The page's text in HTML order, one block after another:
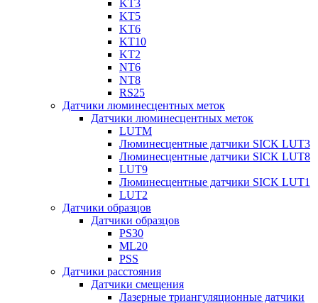
KT3
KT5
KT6
KT10
KT2
NT6
NT8
RS25
Датчики люминесцентных меток
Датчики люминесцентных меток
LUTM
Люминесцентные датчики SICK LUT3
Люминесцентные датчики SICK LUT8
LUT9
Люминесцентные датчики SICK LUT1
LUT2
Датчики образцов
Датчики образцов
PS30
ML20
PSS
Датчики расстояния
Датчики смещения
Лазерные триангуляционные датчики